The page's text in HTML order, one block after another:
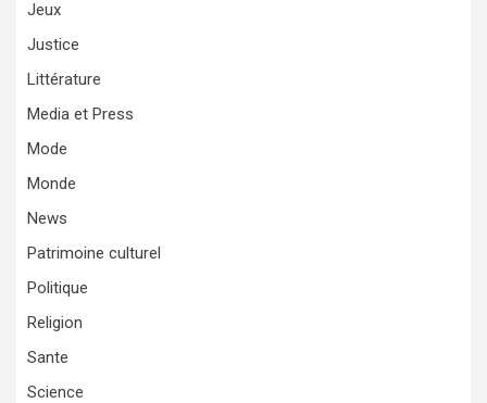
Jeux
Justice
Littérature
Media et Press
Mode
Monde
News
Patrimoine culturel
Politique
Religion
Sante
Science